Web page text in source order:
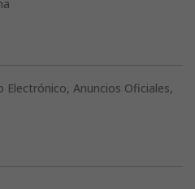
Electrónico, Anuncios Oficiales,